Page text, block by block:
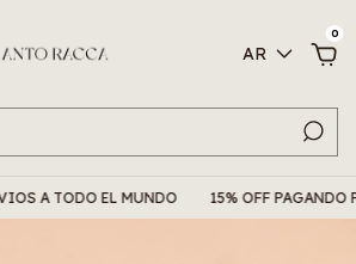
AR
0
A TODO EL MUNDO 15% OFF PAGANDO